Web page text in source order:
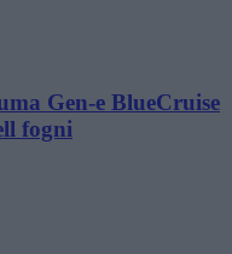
Gen-e BlueCruise
fogni